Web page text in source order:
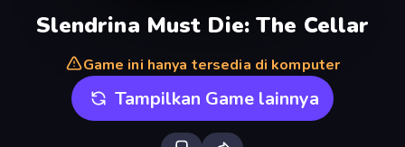
Slendrina Must Die: The Cellar
Game ini hanya tersedia di komputer
Tampilkan Game lainnya